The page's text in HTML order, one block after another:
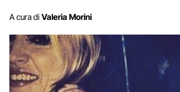
A cura di Valeria Morini